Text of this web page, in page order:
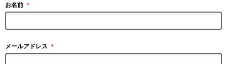
お名前 ＊
メールアドレス ＊